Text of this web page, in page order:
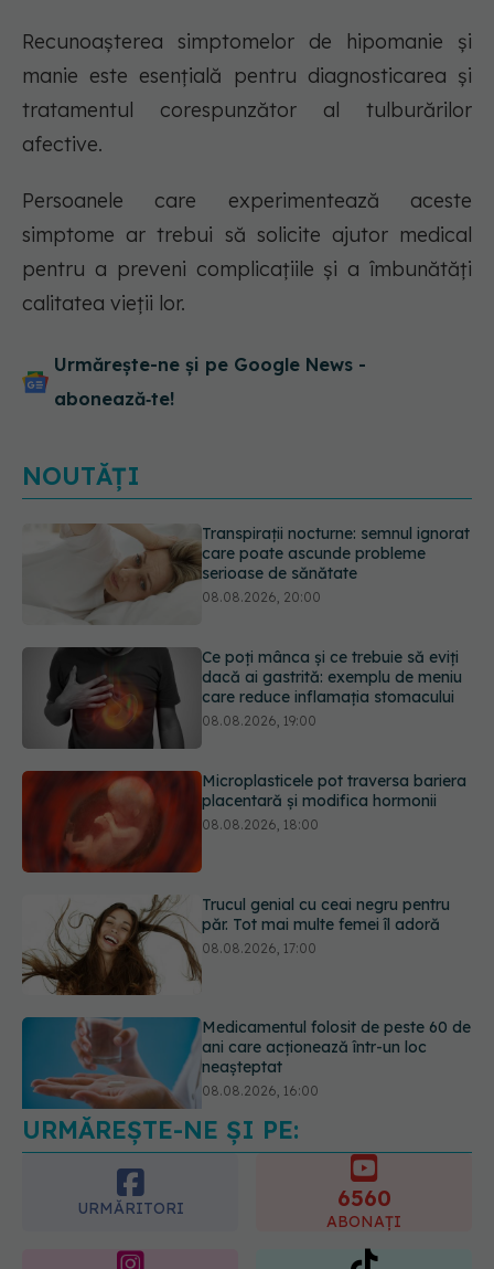
Recunoașterea simptomelor de hipomanie și
manie este esențială pentru diagnosticarea și
tratamentul corespunzător al tulburărilor
afective.
Persoanele care experimentează aceste
simptome ar trebui să solicite ajutor medical
pentru a preveni complicațiile și a îmbunătăți
calitatea vieții lor.
Urmărește-ne și pe Google News -
abonează‑te!
NOUTĂȚI
Ce poți mânca și ce trebuie să eviți
dacă ai gastrită: exemplu de meniu
care reduce inflamația stomacului
Microplasticele pot traversa bariera
placentară și modifica hormonii
08.08.2026, 18:00
Trucul genial cu ceai negru pentru
păr. Tot mai multe femei îl adoră
Medicamentul folosit de peste 60 de
ani care acționează într-un loc
Transpirații nocturne: semnul ignorat
care poate ascunde probleme
serioase de sănătate
URMĂREȘTE-NE ȘI PE:
URMĂRITORI
365 1401
URMĂRITORI
ARTICOLE SIMILARE